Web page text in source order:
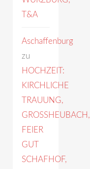
T&A
Aschaffenburg
zu
HOCHZEIT:
KIRCHLICHE
TRAUUNG,
GROSSHEUBACH,
FEIER
GUT
SCHAFHOF,